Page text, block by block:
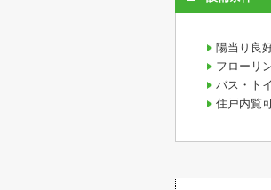
陽当り良
フローリ
バス・ト
住戸内覧